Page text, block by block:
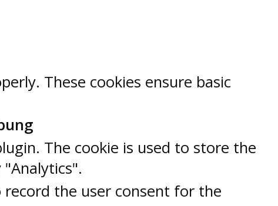
These cookies ensure basic
The cookie is used to store the
record the user consent for the